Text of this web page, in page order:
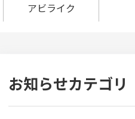
アビライク
お知らせカテゴリ